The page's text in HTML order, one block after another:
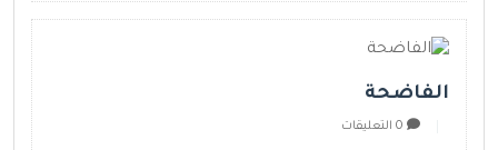
الفاضحة